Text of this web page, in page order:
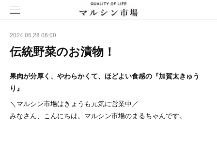
2024.05.28 06:00
伝統野菜のお漬物！
果肉が分厚く、やわらかくて、ほどよい食感の『加賀太きゅう
り』
＼マルシン市場はきょうも元気に営業中／
みなさん、こんにちは。マルシン市場のまるちゃんです。